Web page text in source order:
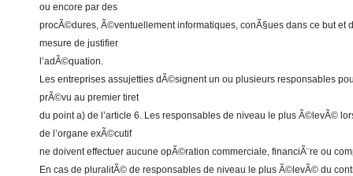
ou encore par des
procÃ©dures, Ã©ventuellement informatiques, conÃ§ues dans ce but et
mesure de justifier
l’adÃ©quation.
Les entreprises assujetties dÃ©signent un ou plusieurs responsables
prÃ©vu au premier tiret
du point a) de l’article 6. Les responsables de niveau le plus Ã©levÃ©
de l’organe exÃ©cutif
ne doivent effectuer aucune opÃ©ration commerciale, financiÃ¨re ou
En cas de pluralitÃ© de responsables de niveau le plus Ã©levÃ© du